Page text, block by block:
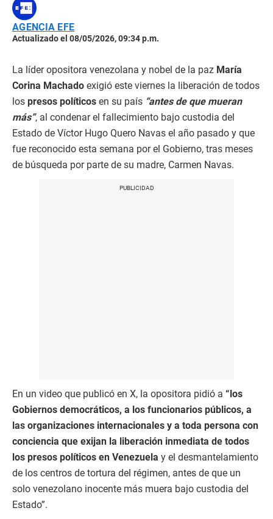
AGENCIA EFE
Actualizado el 08/05/2026, 09:34 p.m.
La líder opositora venezolana y nobel de la paz María
Corina Machado exigió este viernes la liberación de todos
los presos políticos en su país “antes de que mueran
más”, al condenar el fallecimiento bajo custodia del
Estado de Víctor Hugo Quero Navas el año pasado y que
fue reconocido esta semana por el Gobierno, tras meses
de búsqueda por parte de su madre, Carmen Navas.
En un video que publicó en X, la opositora pidió a “los
Gobiernos democráticos, a los funcionarios públicos, a
las organizaciones internacionales y a toda persona con
conciencia que exijan la liberación inmediata de todos
los presos políticos en Venezuela y el desmantelamiento
de los centros de tortura del régimen, antes de que un
solo venezolano inocente más muera bajo custodia del
Estado”.